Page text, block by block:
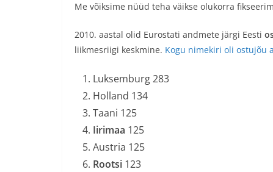
Me võiksime nüüd teha väikse olukorra
2010. aastal olid Eurostati andmete järgi Eesti
liikmesriigi keskmine. Kogu nimekiri oli ostujõu
Luksemburg 283
Holland 134
Taani 125
Iirimaa 125
Austria 125
Rootsi 123